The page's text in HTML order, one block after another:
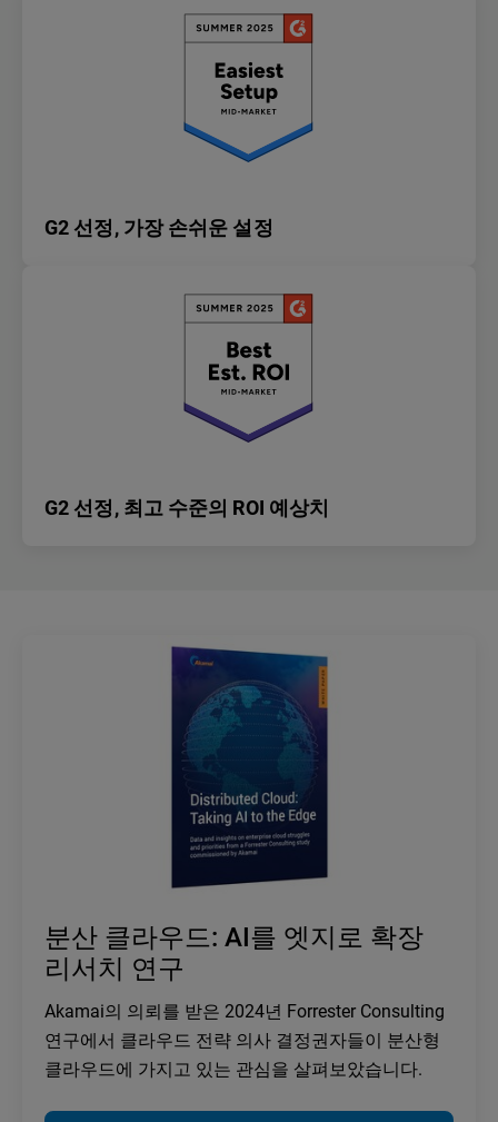
G2 선정, 가장 손쉬운 설정
G2 선정, 최고 수준의 ROI 예상치
분산 클라우드: AI를 엣지로 확장
리서치 연구
Akamai의 의뢰를 받은 2024년 Forrester Consulting
연구에서 클라우드 전략 의사 결정권자들이 분산형
클라우드에 가지고 있는 관심을 살펴보았습니다.